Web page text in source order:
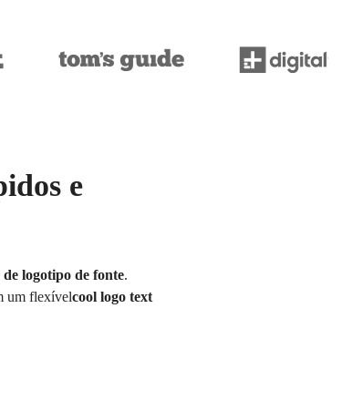
e
logotipo de fonte.
um flexívelcool logo text